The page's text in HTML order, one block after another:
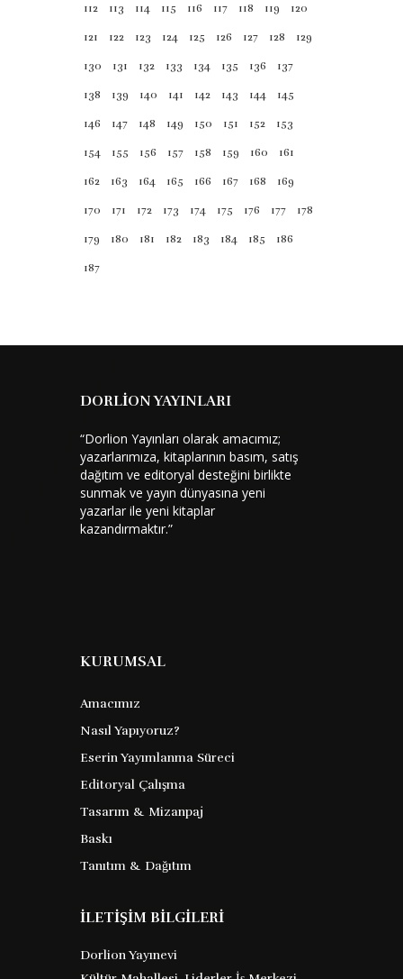
Barkod :
9786253833763
yazar metruk pasajlar da gezindirdiği iç
edebiyatına katkı sunmayı görev
bellemişlik bilinciyle kaleme almış olduğu
Bir Dalda İki Elma
Barkod :
ali balkız her hali ile insanı anlatır bize
sıradan insanların gündelik yaşamlarını
112 113 114 115 116 117 118 119 120
121 122 123 124 125 126 127 128 129
130 131 132 133 134 135 136 137
138 139 140 141 142 143 144 145
146 147 148 149 150 151 152 153
154 155 156 157 158 159 160 161
162 163 164 165 166 167 168 169
170 171 172 173 174 175 176 177 178
179 180 181 182 183 184 185 186
187
DORLİON YAYINLARI
“Dorlion Yayınları olarak amacımız;
yazarlarımıza, kitaplarının basım, satış
dağıtım ve editoryal desteğini birlikte
sunmak ve yayın dünyasına yeni
yazarlar ile yeni kitaplar
kazandırmaktır.”
KURUMSAL
Amacımız
Nasıl Yapıyoruz?
Eserin Yayımlanma Süreci
Editoryal Çalışma
Tasarım & Mizanpaj
Baskı
Tanıtım & Dağıtım
İLETİŞİM BİLGİLERİ
Dorlion Yayınevi